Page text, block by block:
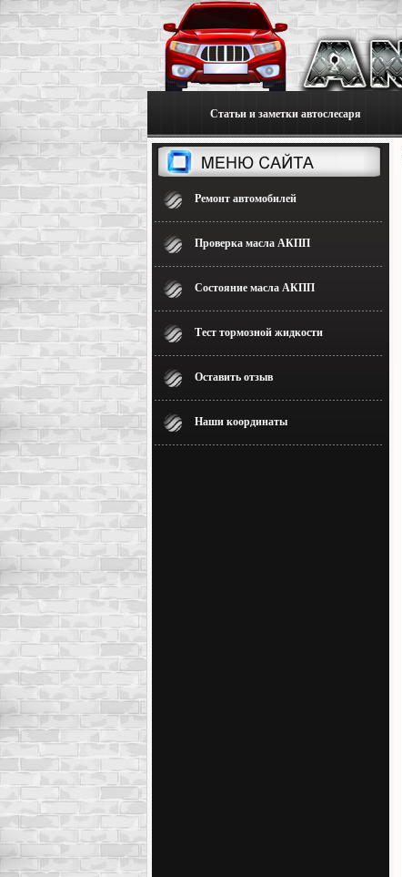
Статьи и заметки автослесаря
Ремонт автомобилей
Проверка масла АКПП
Состояние масла АКПП
Тест тормозной жидкости
Оставить отзыв
Наши координаты